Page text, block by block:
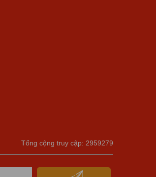
Tổng cộng truy cập: 2959279